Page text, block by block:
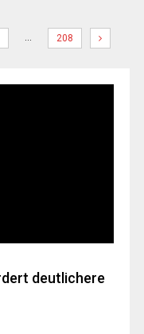
… 208
deutlichere